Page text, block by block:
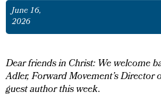
June 16,
2026
Dear friends in Christ: We welcome
Adler, Forward Movement’s Director
guest author this week.